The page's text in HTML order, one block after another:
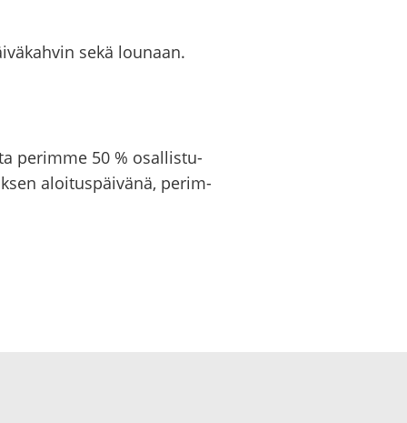
sekä lou­naan.
pe­rim­me 50 % osal­lis­tu­
aloi­tus­päi­vä­nä, pe­rim­